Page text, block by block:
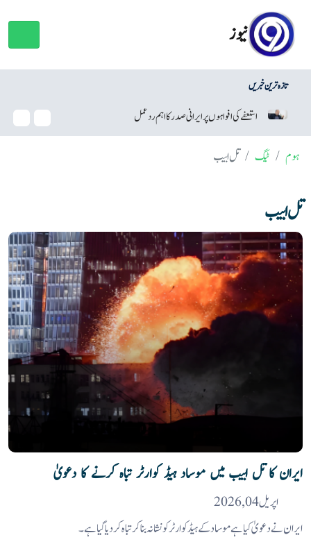
نیوز
تازہ ترین خبریں
وائٹ ہاؤس بال روم منصوبہ، ٹرمپ کو عدالت سے بڑا جھٹکا
ہوم ٹیگ تل ابیب
تل ابیب
ایران کا تل ابیب میں موساد ہیڈ کوارٹر تباہ کرنے کا دعویٰ
اپریل 04, 2026
ایران نے دعویٰ کیا ہے موساد کے ہیڈکوارٹر کو نشانہ بنا کر تباہ کر دیا گیا ہے۔